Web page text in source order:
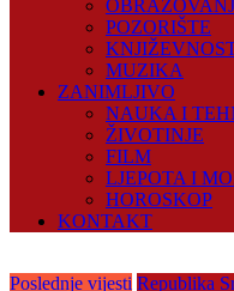
POZORIŠTE
MUZIKA
ZANIMLJIVO
NAUKA I
ŽIVOTINJE
FILM
LJEPOTA I
HOROSKOP
KONTAKT
Poslednje vijesti Republika